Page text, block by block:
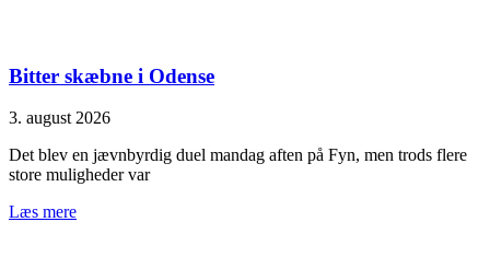
Bitter skæbne i Odense
3. august 2026
Det blev en jævnbyrdig duel mandag aften på Fyn, men trods flere
store muligheder var
Læs mere